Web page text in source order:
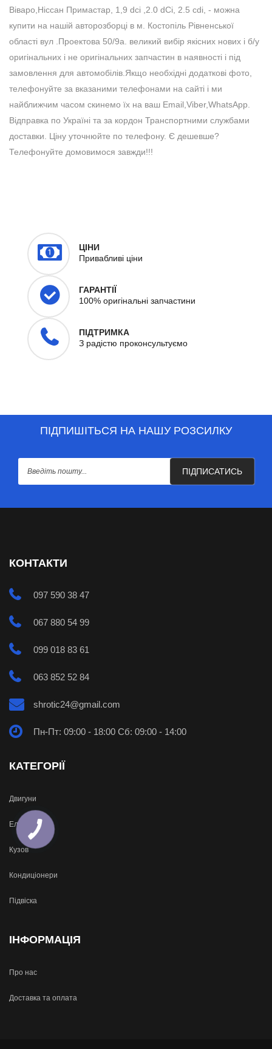
Віваро,Ніссан Примастар, 1,9 dci ,2.0 dCi, 2.5 cdi, - можна
купити на нашій авторозборці в м. Костопіль Рівненської
області вул .Проектова 50/9а. великий вибір якісних нових і б/у
оригінальних і не оригінальних запчастин в наявності і під
замовлення для автомобілів.Якщо необхідні додаткові фото,
телефонуйте за вказаними телефонами на сайті і ми
найближчим часом скинемо їх на ваш Email,Viber,WhatsApp.
Відправка по Україні та за кордон Транспортними службами
доставки. Ціну уточнюйте по телефону. Є дешевше?
Телефонуйте домовимося завжди!!!
ЦІНИ
Привабливі ціни
ГАРАНТІЇ
100% оригінальні запчастини
ПІДТРИМКА
З радістю проконсультуємо
ПІДПИШІТЬСЯ НА НАШУ РОЗСИЛКУ
ПІДПИСАТИСЬ
КОНТАКТИ
097 590 38 47
067 880 54 99
099 018 83 61
063 852 52 84
shrotic24@gmail.com
Пн-Пт: 09:00 - 18:00 Сб: 09:00 - 14:00
КАТЕГОРІЇ
Двигуни
Електроніка
Кузов
Кондиціонери
Підвіска
ІНФОРМАЦІЯ
Про нас
Доставка та оплата